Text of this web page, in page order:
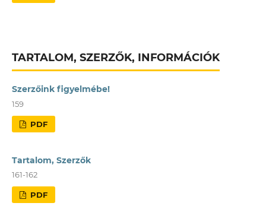
TARTALOM, SZERZŐK, INFORMÁCIÓK
Szerzőink figyelmébe!
159
PDF
Tartalom, Szerzők
161-162
PDF